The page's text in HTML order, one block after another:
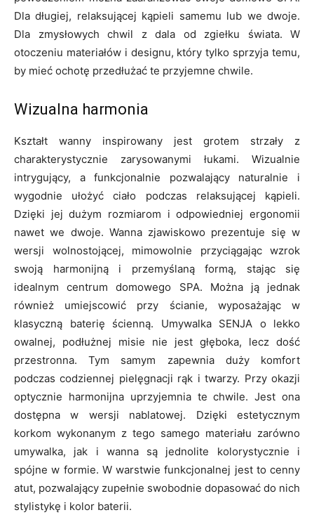
Dla długiej, relaksującej kąpieli samemu lub we dwoje.
Dla zmysłowych chwil z dala od zgiełku świata. W
otoczeniu materiałów i designu, który tylko sprzyja temu,
by mieć ochotę przedłużać te przyjemne chwile.
Wizualna harmonia
Kształt wanny inspirowany jest grotem strzały z
charakterystycznie zarysowanymi łukami. Wizualnie
intrygujący, a funkcjonalnie pozwalający naturalnie i
wygodnie ułożyć ciało podczas relaksującej kąpieli.
Dzięki jej dużym rozmiarom i odpowiedniej ergonomii
nawet we dwoje. Wanna zjawiskowo prezentuje się w
wersji wolnostojącej, mimowolnie przyciągając wzrok
swoją harmonijną i przemyślaną formą, stając się
idealnym centrum domowego SPA. Można ją jednak
również umiejscowić przy ścianie, wyposażając w
klasyczną baterię ścienną. Umywalka SENJA o lekko
owalnej, podłużnej misie nie jest głęboka, lecz dość
przestronna. Tym samym zapewnia duży komfort
podczas codziennej pielęgnacji rąk i twarzy. Przy okazji
optycznie harmonijna uprzyjemnia te chwile. Jest ona
dostępna w wersji nablatowej. Dzięki estetycznym
korkom wykonanym z tego samego materiału zarówno
umywalka, jak i wanna są jednolite kolorystycznie i
spójne w formie. W warstwie funkcjonalnej jest to cenny
atut, pozwalający zupełnie swobodnie dopasować do nich
stylistykę i kolor baterii.